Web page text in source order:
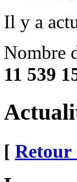
Il y a
Nombre
11 539
[